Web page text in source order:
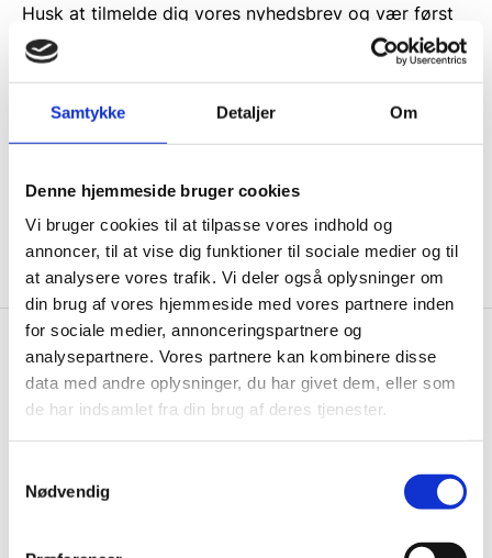
Samtykke Detaljer Om
Denne hjemmeside bruger cookies
Vi bruger cookies til at tilpasse vores indhold og
annoncer, til at vise dig funktioner til sociale medier og til
at analysere vores trafik. Vi deler også oplysninger om
din brug af vores hjemmeside med vores partnere inden
for sociale medier, annonceringspartnere og
analysepartnere. Vores partnere kan kombinere disse
data med andre oplysninger, du har givet dem, eller som
de har indsamlet fra din brug af deres tjenester.
Nødvendig
Husk at tilmelde dig vores nyhedsbrev og vær først
til de bedste tilbud. Og bare rolig, vi spammer dig
ikke, men sender kun relevante tilbud og
Ja tak, tilmeld mig
Gastrobutikken.dk
Gastrobutikken ApS
CVR: 38952986